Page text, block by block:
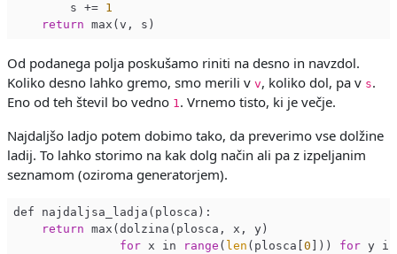
        s +=
1
return
Od podanega polja poskušamo riniti na desno in navzdol.
Koliko desno lahko gremo, smo merili v v, koliko dol, pa v s.
Eno od teh števil bo vedno 1 . Vrnemo tisto, ki je večje.
Najdaljšo ladjo potem dobimo tako, da preverimo vse dolžine
ladij. To lahko storimo na kak dolg način ali pa z izpeljanim
seznamom (oziroma generatorjem).
def najdaljsa_ladja(plosca):
return max(dolzina(plosca, x, y)
for x in range ( len (plosca[ 0 ])) for y